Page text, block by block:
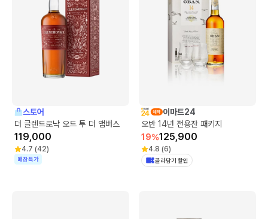
스토어
더 글렌드로낙 오드 투 더 앰버스
119,000
4.7 (42)
매장특가
이마트24
오반 14년 전용잔 패키지
19%125,900
4.8 (6)
골라담기 할인